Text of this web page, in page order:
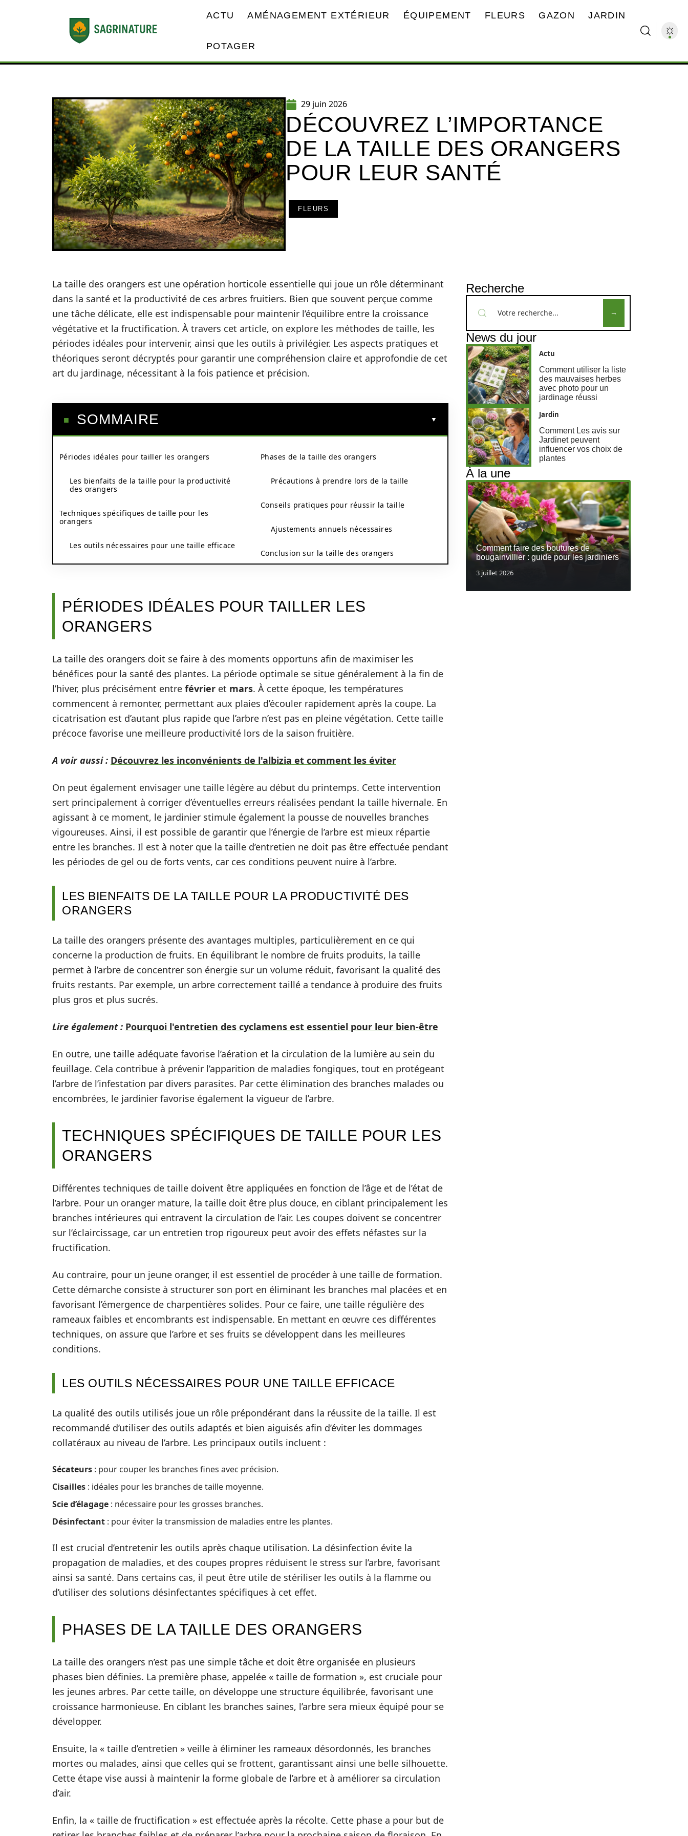
ACTU AMÉNAGEMENT EXTÉRIEUR ÉQUIPEMENT FLEURS GAZON JARDIN
POTAGER
29 juin 2026
DÉCOUVREZ L’IMPORTANCE
DE LA TAILLE DES ORANGERS
POUR LEUR SANTÉ
FLEURS
La taille des orangers est une opération horticole essentielle qui joue un rôle déterminant
dans la santé et la productivité de ces arbres fruitiers. Bien que souvent perçue comme
une tâche délicate, elle est indispensable pour maintenir l’équilibre entre la croissance
végétative et la fructification. À travers cet article, on explore les méthodes de taille, les
périodes idéales pour intervenir, ainsi que les outils à privilégier. Les aspects pratiques et
théoriques seront décryptés pour garantir une compréhension claire et approfondie de cet
art du jardinage, nécessitant à la fois patience et précision.
SOMMAIRE
Périodes idéales pour tailler les orangers
Les bienfaits de la taille pour la productivité
des orangers
Techniques spécifiques de taille pour les
orangers
Les outils nécessaires pour une taille efficace
Phases de la taille des orangers
Précautions à prendre lors de la taille
Conseils pratiques pour réussir la taille
Ajustements annuels nécessaires
Conclusion sur la taille des orangers
PÉRIODES IDÉALES POUR TAILLER LES
ORANGERS
La taille des orangers doit se faire à des moments opportuns afin de maximiser les
bénéfices pour la santé des plantes. La période optimale se situe généralement à la fin de
l’hiver, plus précisément entre février et mars. À cette époque, les températures
commencent à remonter, permettant aux plaies d’écouler rapidement après la coupe. La
cicatrisation est d’autant plus rapide que l’arbre n’est pas en pleine végétation. Cette taille
précoce favorise une meilleure productivité lors de la saison fruitière.
A voir aussi : Découvrez les inconvénients de l'albizia et comment les éviter
On peut également envisager une taille légère au début du printemps. Cette intervention
sert principalement à corriger d’éventuelles erreurs réalisées pendant la taille hivernale. En
agissant à ce moment, le jardinier stimule également la pousse de nouvelles branches
vigoureuses. Ainsi, il est possible de garantir que l’énergie de l’arbre est mieux répartie
entre les branches. Il est à noter que la taille d’entretien ne doit pas être effectuée pendant
les périodes de gel ou de forts vents, car ces conditions peuvent nuire à l’arbre.
LES BIENFAITS DE LA TAILLE POUR LA PRODUCTIVITÉ DES
ORANGERS
La taille des orangers présente des avantages multiples, particulièrement en ce qui
concerne la production de fruits. En équilibrant le nombre de fruits produits, la taille
permet à l’arbre de concentrer son énergie sur un volume réduit, favorisant la qualité des
fruits restants. Par exemple, un arbre correctement taillé a tendance à produire des fruits
plus gros et plus sucrés.
Lire également : Pourquoi l'entretien des cyclamens est essentiel pour leur bien-être
En outre, une taille adéquate favorise l’aération et la circulation de la lumière au sein du
feuillage. Cela contribue à prévenir l’apparition de maladies fongiques, tout en protégeant
l’arbre de l’infestation par divers parasites. Par cette élimination des branches malades ou
encombrées, le jardinier favorise également la vigueur de l’arbre.
TECHNIQUES SPÉCIFIQUES DE TAILLE POUR LES
ORANGERS
Différentes techniques de taille doivent être appliquées en fonction de l’âge et de l’état de
l’arbre. Pour un oranger mature, la taille doit être plus douce, en ciblant principalement les
branches intérieures qui entravent la circulation de l’air. Les coupes doivent se concentrer
sur l’éclaircissage, car un entretien trop rigoureux peut avoir des effets néfastes sur la
fructification.
Au contraire, pour un jeune oranger, il est essentiel de procéder à une taille de formation.
Cette démarche consiste à structurer son port en éliminant les branches mal placées et en
favorisant l’émergence de charpentières solides. Pour ce faire, une taille régulière des
rameaux faibles et encombrants est indispensable. En mettant en œuvre ces différentes
techniques, on assure que l’arbre et ses fruits se développent dans les meilleures
conditions.
LES OUTILS NÉCESSAIRES POUR UNE TAILLE EFFICACE
La qualité des outils utilisés joue un rôle prépondérant dans la réussite de la taille. Il est
recommandé d’utiliser des outils adaptés et bien aiguisés afin d’éviter les dommages
collatéraux au niveau de l’arbre. Les principaux outils incluent :
Sécateurs : pour couper les branches fines avec précision.
Cisailles : idéales pour les branches de taille moyenne.
Scie d’élagage : nécessaire pour les grosses branches.
Désinfectant : pour éviter la transmission de maladies entre les plantes.
Il est crucial d’entretenir les outils après chaque utilisation. La désinfection évite la
propagation de maladies, et des coupes propres réduisent le stress sur l’arbre, favorisant
ainsi sa santé. Dans certains cas, il peut être utile de stériliser les outils à la flamme ou
d’utiliser des solutions désinfectantes spécifiques à cet effet.
PHASES DE LA TAILLE DES ORANGERS
La taille des orangers n’est pas une simple tâche et doit être organisée en plusieurs
phases bien définies. La première phase, appelée « taille de formation », est cruciale pour
les jeunes arbres. Par cette taille, on développe une structure équilibrée, favorisant une
croissance harmonieuse. En ciblant les branches saines, l’arbre sera mieux équipé pour se
développer.
Ensuite, la « taille d’entretien » veille à éliminer les rameaux désordonnés, les branches
mortes ou malades, ainsi que celles qui se frottent, garantissant ainsi une belle silhouette.
Cette étape vise aussi à maintenir la forme globale de l’arbre et à améliorer sa circulation
d’air.
Enfin, la « taille de fructification » est effectuée après la récolte. Cette phase a pour but de
Recherche
News du jour
Actu
Comment utiliser la liste
des mauvaises herbes
avec photo pour un
jardinage réussi
Jardin
Comment Les avis sur
Jardinet peuvent
influencer vos choix de
plantes
À la une
Comment faire des boutures de
bougainvillier : guide pour les jardiniers
3 juillet 2026